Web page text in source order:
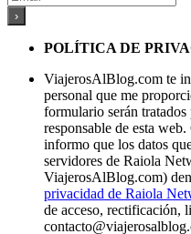
POLÍTICA DE
ViajerosAlBlog.com te
personal que me
formulario serán
responsable de esta
informo que los datos
servidores de Raiola
ViajerosAlBlog.com)
privacidad de Raiola
de acceso, rectificación,